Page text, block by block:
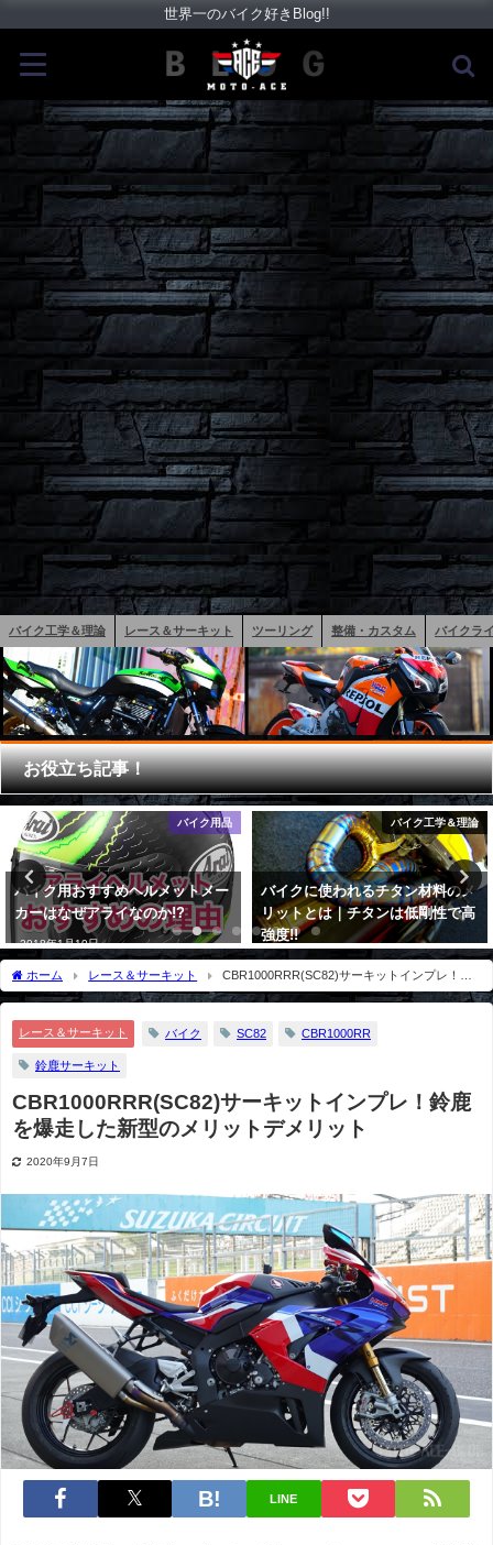
世界一のバイク好きBlog!!
バイク工学＆理論 レース＆サーキット ツーリング 整備・カスタム バイクラ
お役立ち記事！
バイク工学＆理論
バイクに使われるチタン材料のメ
リットとは｜チタンは低剛性で高
強度!!
バイク用品
バイク盗難防止の決定版！戦う相
手を知れ！抑えるべき盗難対策の
知識
ホーム レース＆サーキット
CBR1000RRR(SC82)サーキットインプレ！鈴
鹿を爆走した新型のメリットデメリット
レース＆サーキット バイク SC82 CBR1000RR
鈴鹿サーキット
CBR1000RRR(SC82)サーキットインプレ！鈴鹿
を爆走した新型のメリットデメリット
2020年9月7日
LINE